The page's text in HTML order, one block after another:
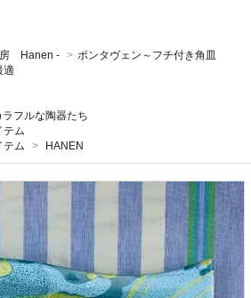
房 Hanen - > ポンタヴェン～フチ付き角皿
適
ラフルな陶器たち
テム
テム > HANEN